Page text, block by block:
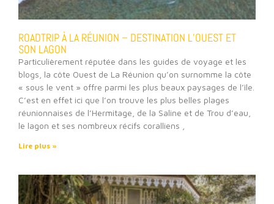
ROADTRIP À LA RÉUNION – DESTINATION L’OUEST ET
SON LAGON
Particulièrement réputée dans les guides de voyage et les
blogs, la côte Ouest de La Réunion qu’on surnomme la côte
« sous le vent » offre parmi les plus beaux paysages de l’île.
C’est en effet ici que l’on trouve les plus belles plages
réunionnaises de l’Hermitage, de la Saline et de Trou d’eau,
le lagon et ses nombreux récifs coralliens ,
Lire plus »